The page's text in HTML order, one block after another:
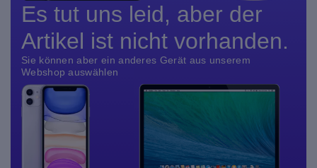
Es tut uns leid, aber der
Artikel ist nicht vorhanden.
Sie können aber ein anderes Gerät aus unserem
Webshop auswählen